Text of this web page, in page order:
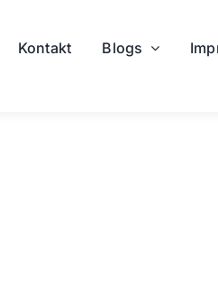
Kontakt Blogs